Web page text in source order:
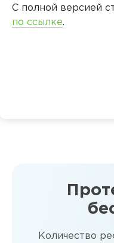
С полной версией
по ссылке.
Количество